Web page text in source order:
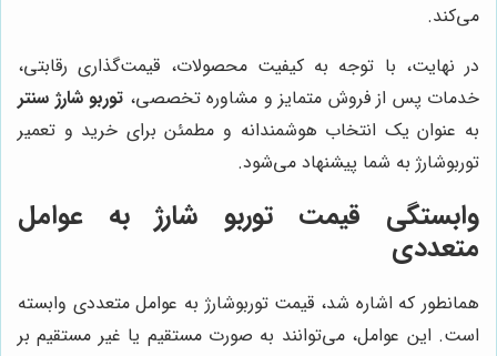
می‌کند.
در نهایت، با توجه به کیفیت محصولات، قیمت‌گذاری رقابتی،
خدمات پس از فروش متمایز و مشاوره تخصصی، توربو شارژ سنتر
به عنوان یک انتخاب هوشمندانه و مطمئن برای خرید و تعمیر
توربوشارژ به شما پیشنهاد می‌شود.
وابستگی قیمت توربو شارژ به عوامل
متعددی
همانطور که اشاره شد، قیمت توربوشارژ به عوامل متعددی وابسته
است. این عوامل، می‌توانند به صورت مستقیم یا غیر مستقیم بر